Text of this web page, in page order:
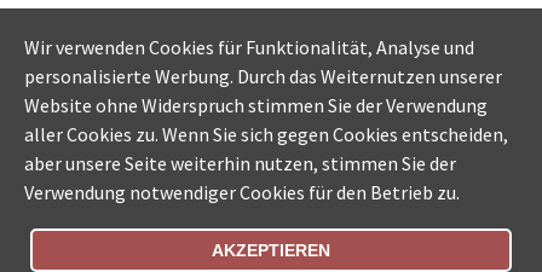
Wir verwenden Cookies für Funktionalität, Analyse und
personalisierte Werbung. Durch das Weiternutzen unserer
Website ohne Widerspruch stimmen Sie der Verwendung
aller Cookies zu. Wenn Sie sich gegen Cookies entscheiden,
aber unsere Seite weiterhin nutzen, stimmen Sie der
Verwendung notwendiger Cookies für den Betrieb zu.
AKZEPTIEREN